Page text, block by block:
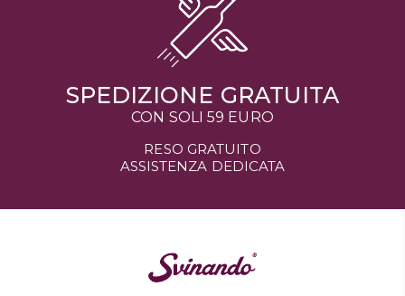
SPEDIZIONE GRATUITA
CON SOLI 59 EURO
RESO GRATUITO
ASSISTENZA DEDICATA